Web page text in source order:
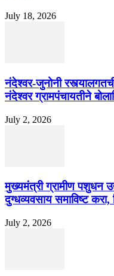
July 18, 2026
नंदेश्वर-जुनोनी
नंदेश्वर ग्रामपंचायतीने
July 2, 2026
मुख्यमंत्री ग्रामीण पशुधन
दुग्धव्यवसाय समाविष्ट करा,
July 2, 2026